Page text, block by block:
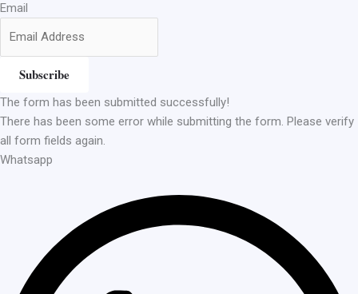
Email
Subscribe
The form has been submitted successfully!
There has been some error while submitting the form. Please verify
all form fields again.
Whatsapp